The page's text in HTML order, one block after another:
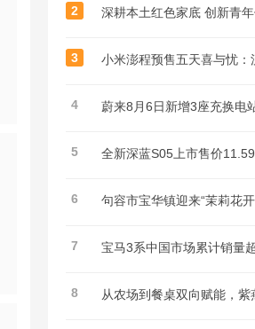
2 深耕本土红色家底 创新青
3 小米澎程预售五天喜与忧：
4 蔚来8月6日新增3座充换电
5 全新深蓝S05上市售价
6 句容市宝华镇迎来“茉莉花
7 宝马3系中国市场累计销量
8 从农场到餐桌双向赋能，